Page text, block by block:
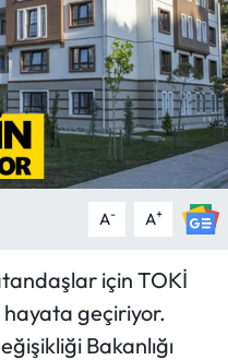
A- A+
için TOKİ
geçiriyor.
Bakanlığı